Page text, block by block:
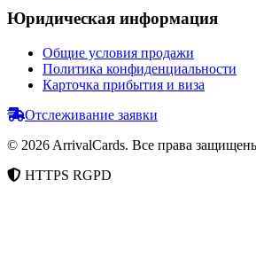
Юридическая информация
Общие условия продажи
Политика конфиденциальности
Карточка прибытия и виза
Отслеживание заявки
© 2026 ArrivalCards. Все права
HTTPS RGPD